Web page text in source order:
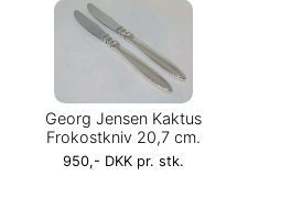
Georg Jensen Kaktus
Frokostkniv 20,7 cm.
950,- DKK pr. stk.